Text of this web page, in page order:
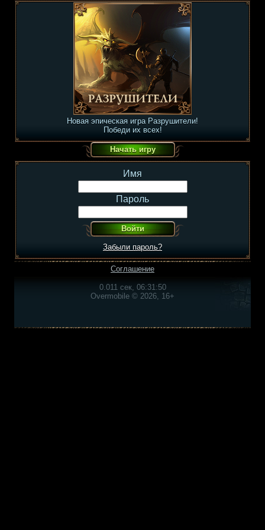
Новая эпическая игра Разрушители!
Победи их всех!
Имя
Пароль
Забыли пароль?
Соглашение
0.011 сек, 06:31:50
Overmobile © 2026, 16+